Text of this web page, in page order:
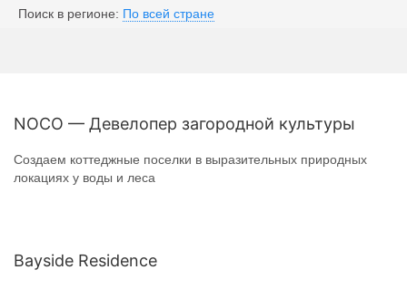
Поиск в регионе: По всей стране
NOCO — Девелопер загородной культуры
Создаем коттеджные поселки в выразительных природных
локациях у воды и леса
Bayside Residence